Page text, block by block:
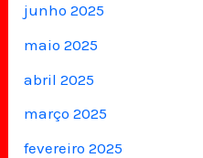
junho 2025
maio 2025
abril 2025
março 2025
fevereiro 2025